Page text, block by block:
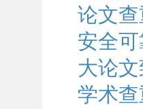
论文
安全
大论
学术